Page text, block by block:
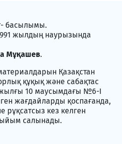
басылымы.
жылдың наурызында
Мұқашев.
Қазақстан
құқық және сабақтас
жылғы 10 маусымдағы №6-I
жағдайларды қоспағанда,
рұқсатсыз кез келген
салынады.